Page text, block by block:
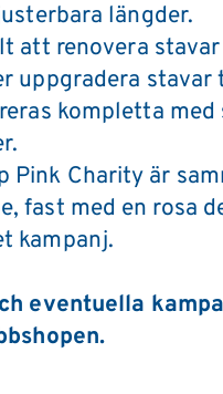
längder.
att renovera
uppgradera stavar
kompletta
Pink Charity är
fast med en rosa
kampanj.
eventuella